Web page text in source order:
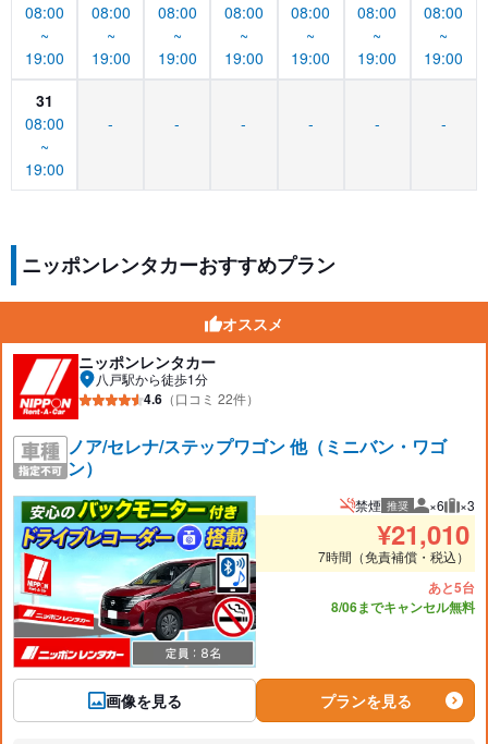
08:00
~
19:00
08:00
~
19:00
08:00
~
19:00
08:00
~
19:00
08:00
~
19:00
08:00
~
19:00
08:00
~
19:00
31
08:00
~
19:00
- - - - - -
ニッポンレンタカーおすすめプラン
オススメ
ニッポンレンタカー
八戸駅から徒歩1分
4.6 （口コミ 22件）
ノア/セレナ/ステップワゴン 他（ミニバン・ワゴ
ン）
画像を見る
禁煙 推奨 推奨人数
×6 推奨
×3
¥21,010
7時間（免責補償・税込）
あと5台
8/06までキャンセル無料
プランを見る